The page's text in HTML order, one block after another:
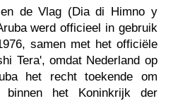
de Vlag (Dia di Himno y
werd officieel in gebruik
samen met het officiële
Tera', omdat Nederland op
het recht toekende om
binnen het Koninkrijk der